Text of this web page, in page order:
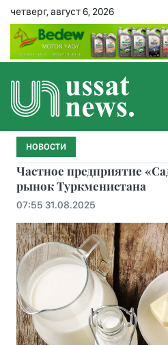
четверг, август 6, 2026
НОВОСТИ
Частное предприятие
рынок Туркменистана
07:55 31.08.2025